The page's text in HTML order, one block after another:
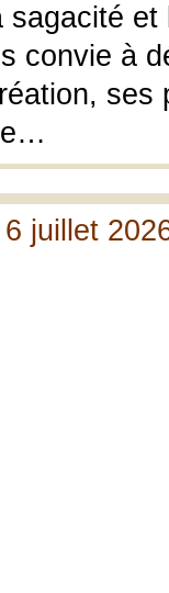
et
convie à
ses
juillet